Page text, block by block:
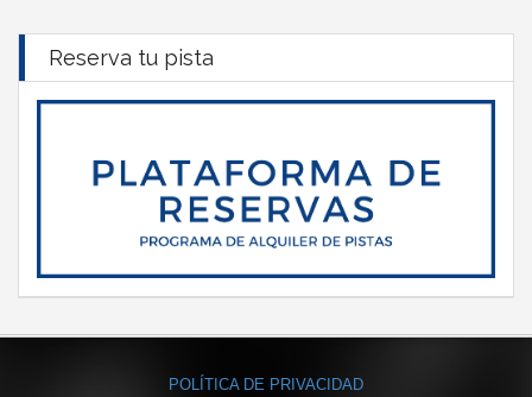
Reserva tu pista
POLÍTICA DE PRIVACIDAD